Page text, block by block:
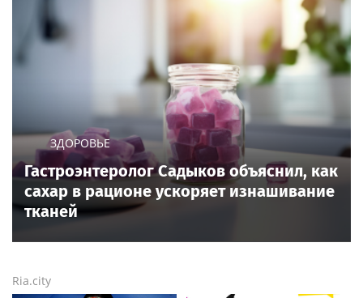
ЗДОРОВЬЕ
Гастроэнтеролог Садыков объяснил, как
сахар в рационе ускоряет изнашивание
тканей
Ria.city